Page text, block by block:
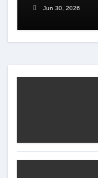
Jun 30, 2026